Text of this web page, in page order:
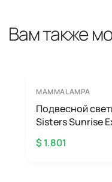
Вам также
MAMMALAMPA
Подвесной
Sisters Sunrise
$ 1.801